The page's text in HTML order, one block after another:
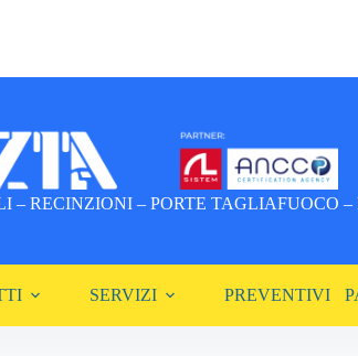
– RECINZIONI – PORTE
SERVIZI PREVENTIVI